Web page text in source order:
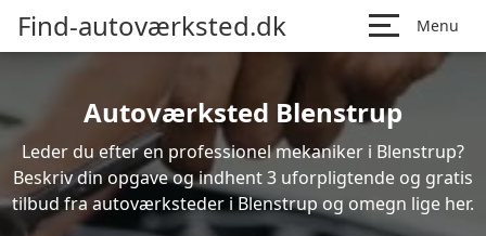
Find-autoværksted.dk Menu
Autoværksted Blenstrup
Leder du efter en professionel mekaniker i Blenstrup?
Beskriv din opgave og indhent 3 uforpligtende og gratis
tilbud fra autoværksteder i Blenstrup og omegn lige her.